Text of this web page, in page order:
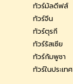
ทัวร์มัลดีฟส์
ทัวร์จีน
ทัวร์ตุรกี
ทัวร์รัสเซีย
ทัวร์กัมพูชา
ทัวร์ในประเทศ